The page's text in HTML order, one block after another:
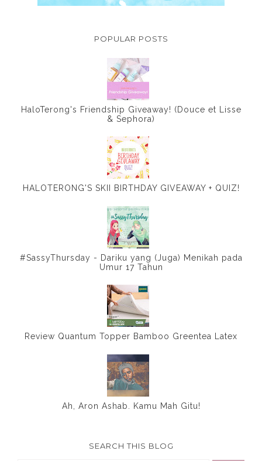
POPULAR POSTS
HaloTerong's Friendship Giveaway! (Douce et Lisse
& Sephora)
HALOTERONG'S SKII BIRTHDAY GIVEAWAY + QUIZ!
#SassyThursday - Dariku yang (Juga) Menikah pada
Umur 17 Tahun
Review Quantum Topper Bamboo Greentea Latex
Ah, Aron Ashab. Kamu Mah Gitu!
SEARCH THIS BLOG